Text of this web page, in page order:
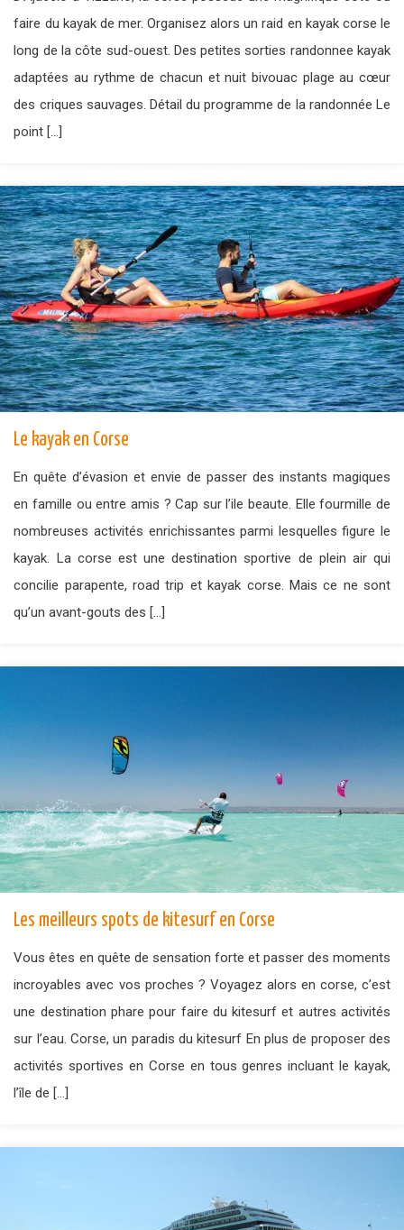
faire du kayak de mer. Organisez alors un raid en kayak corse le
long de la côte sud-ouest. Des petites sorties randonnee kayak
adaptées au rythme de chacun et nuit bivouac plage au cœur
des criques sauvages. Détail du programme de la randonnée Le
point […]
Le kayak en Corse
En quête d’évasion et envie de passer des instants magiques
en famille ou entre amis ? Cap sur l’ile beaute. Elle fourmille de
nombreuses activités enrichissantes parmi lesquelles figure le
kayak. La corse est une destination sportive de plein air qui
concilie parapente, road trip et kayak corse. Mais ce ne sont
qu’un avant-gouts des […]
Les meilleurs spots de kitesurf en Corse
Vous êtes en quête de sensation forte et passer des moments
incroyables avec vos proches ? Voyagez alors en corse, c’est
une destination phare pour faire du kitesurf et autres activités
sur l’eau. Corse, un paradis du kitesurf En plus de proposer des
activités sportives en Corse en tous genres incluant le kayak,
l’île de […]